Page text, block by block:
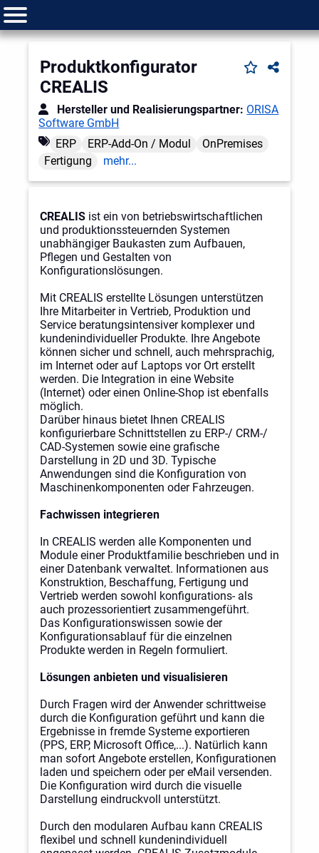
Produktkonfigurator
CREALIS
Hersteller und Realisierungspartner: ORISA
Software GmbH
ERP
ERP-Add-On / Modul
OnPremises
Fertigung
mehr...
CREALIS ist ein von betriebswirtschaftlichen
und produktionssteuernden Systemen
unabhängiger Baukasten zum Aufbauen,
Pflegen und Gestalten von
Konfigurationslösungen.
Mit CREALIS erstellte Lösungen unterstützen
Ihre Mitarbeiter in Vertrieb, Produktion und
Service beratungsintensiver komplexer und
kundenindividueller Produkte. Ihre Angebote
können sicher und schnell, auch mehrsprachig,
im Internet oder auf Laptops vor Ort erstellt
werden. Die Integration in eine Website
(Internet) oder einen Online-Shop ist ebenfalls
möglich.
Darüber hinaus bietet Ihnen CREALIS
konfigurierbare Schnittstellen zu ERP-/ CRM-/
CAD-Systemen sowie eine grafische
Darstellung in 2D und 3D. Typische
Anwendungen sind die Konfiguration von
Maschinenkomponenten oder Fahrzeugen.
Fachwissen integrieren
In CREALIS werden alle Komponenten und
Module einer Produktfamilie beschrieben und in
einer Datenbank verwaltet. Informationen aus
Konstruktion, Beschaffung, Fertigung und
Vertrieb werden sowohl konfigurations- als
auch prozessorientiert zusammengeführt.
Das Konfigurationswissen sowie der
Konfigurationsablauf für die einzelnen
Produkte werden in Regeln formuliert.
Lösungen anbieten und visualisieren
Durch Fragen wird der Anwender schrittweise
durch die Konfiguration geführt und kann die
Ergebnisse in fremde Systeme exportieren
(PPS, ERP, Microsoft Office,...). Natürlich kann
man sofort Angebote erstellen, Konfigurationen
laden und speichern oder per eMail versenden.
Die Konfiguration wird durch die visuelle
Darstellung eindruckvoll unterstützt.
Durch den modularen Aufbau kann CREALIS
flexibel und schnell kundenindividuell